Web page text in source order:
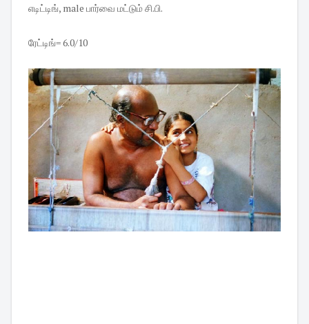
எடிட்டிங், male பார்வை மட்டும் சி.பி.
ரேட்டிங்= 6.0/10